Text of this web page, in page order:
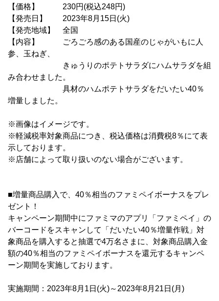
【価格】 230円(税込248円)
【発売日】 2023年8月15日(火)
【発売地域】 全国
【内容】 ごろごろ感のある国産のじゃがいもに人
参、玉ねぎ、
きゅうりのポテトサラダにハムサラダを組
み合わせました。
具材のハムポテトサラダをだいたい40％
増量しました。
※画像はイメージです。
※軽減税率対象商品につき、税込価格は消費税8％にて表
示しております。
※店舗によって取り扱いのない場合がございます。
■増量商品購入で、40％相当のファミペイボーナスをプレ
ゼント！
キャンペーン期間中にファミマのアプリ「ファミペイ」の
バーコードをスキャンして「だいたい40％増量作戦」対
象商品を購入すると抽選で4万名さまに、対象商品購入金
額の40％相当のファミペイボーナスを還元するキャンペ
ーン期間を実施しております。
実施期間：2023年8月1日(火)～2023年8月21日(月)